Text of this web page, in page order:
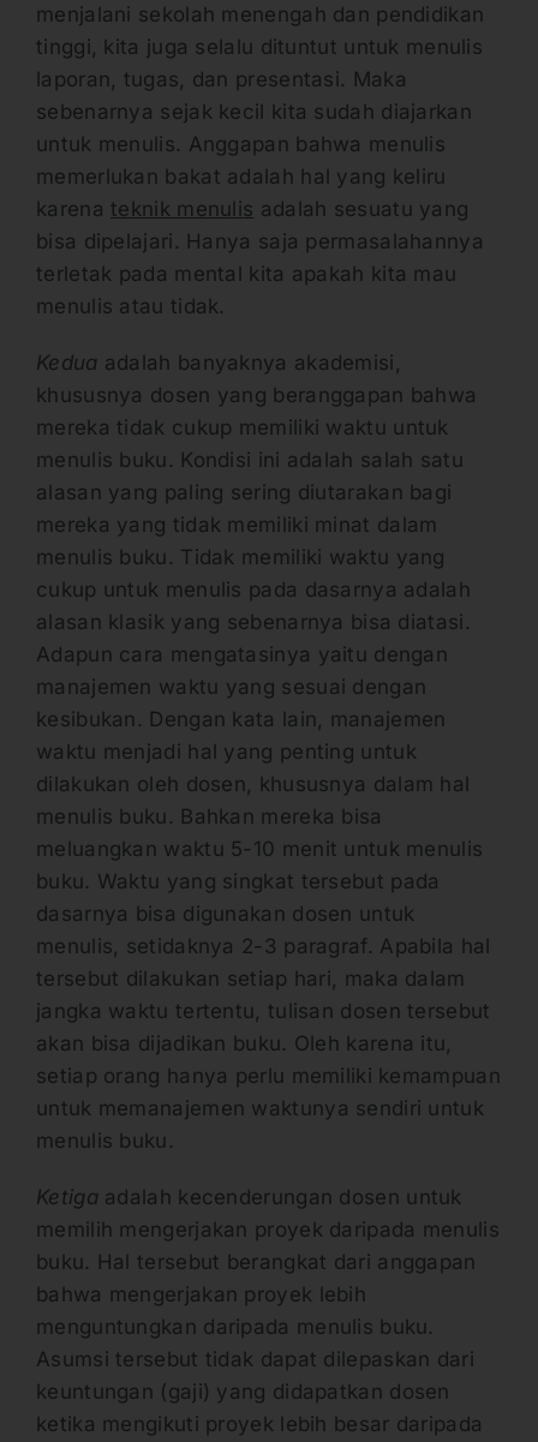
menjalani sekolah menengah dan pendidikan
tinggi, kita juga selalu dituntut untuk menulis
laporan, tugas, dan presentasi. Maka
sebenarnya sejak kecil kita sudah diajarkan
untuk menulis. Anggapan bahwa menulis
memerlukan bakat adalah hal yang keliru
karenateknik menulis adalah sesuatu yang
bisa dipelajari. Hanya saja permasalahannya
terletak pada mental kita apakah kita mau
menulis atau tidak.
Kedua adalah banyaknya akademisi,
khususnya dosen yang beranggapan bahwa
mereka tidak cukup memiliki waktu untuk
menulis buku. Kondisi ini adalah salah satu
alasan yang paling sering diutarakan bagi
mereka yang tidak memiliki minat dalam
menulis buku. Tidak memiliki waktu yang
cukup untuk menulis pada dasarnya adalah
alasan klasik yang sebenarnya bisa diatasi.
Adapun cara mengatasinya yaitu dengan
manajemen waktu yang sesuai dengan
kesibukan. Dengan kata lain, manajemen
waktu menjadi hal yang penting untuk
dilakukan oleh dosen, khususnya dalam hal
menulis buku. Bahkan mereka bisa
meluangkan waktu 5-10 menit untuk menulis
buku. Waktu yang singkat tersebut pada
dasarnya bisa digunakan dosen untuk
menulis, setidaknya 2-3 paragraf. Apabila hal
tersebut dilakukan setiap hari, maka dalam
jangka waktu tertentu, tulisan dosen tersebut
akan bisa dijadikan buku. Oleh karena itu,
setiap orang hanya perlu memiliki kemampuan
untuk memanajemen waktunya sendiri untuk
menulis buku.
Ketiga adalah kecenderungan dosen untuk
memilih mengerjakan proyek daripada menulis
buku. Hal tersebut berangkat dari anggapan
bahwa mengerjakan proyek lebih
menguntungkan daripada menulis buku.
Asumsi tersebut tidak dapat dilepaskan dari
keuntungan (gaji) yang didapatkan dosen
ketika mengikuti proyek lebih besar daripada